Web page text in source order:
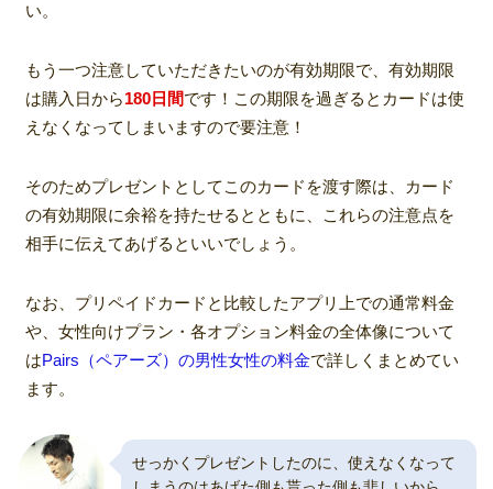
い。
もう一つ注意していただきたいのが有効期限で、有効期限
は購入日から180日間です！この期限を過ぎるとカードは使
えなくなってしまいますので要注意！
そのためプレゼントとしてこのカードを渡す際は、カード
の有効期限に余裕を持たせるとともに、これらの注意点を
相手に伝えてあげるといいでしょう。
なお、プリペイドカードと比較したアプリ上での通常料金
や、女性向けプラン・各オプション料金の全体像について
はPairs（ペアーズ）の男性女性の料金で詳しくまとめてい
ます。
せっかくプレゼントしたのに、使えなくなって